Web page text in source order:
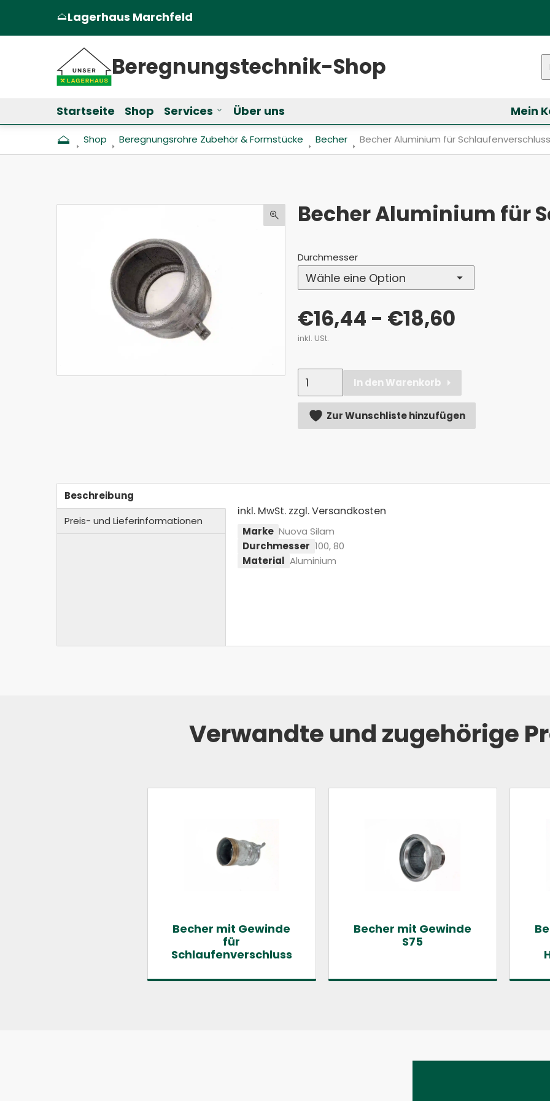
Lagerhaus Marchfeld
(Öffnet in einem neuen Tab oder Fenster)
Beregnungs­technik-Shop
Startseite Shop Services Untermenü für &bdquo;Services&ldquo; anzeigen
Über uns Mein
Shop Beregnungs­rohre Zubehör & Form­stücke Becher Aktuell: Becher Aluminium für
Becher Aluminium für Schlaufenverschluss
Becher Aluminium für
Durchmesser
€16,44 - €18,60
inkl. USt.
Anzahl
In den Warenkorb
Alternative:
Zur Wunschliste hinzufügen
Beschreibung
Preis- und Lieferinformationen
inkl. MwSt. zzgl. Versandkosten
Nuova Silam
Marke
100, 80
Durchmesser
Aluminium
Material
Verwandte und zugehörige
Becher mit Gewinde
für
Schlaufenverschluss
Becher mit Gewinde
S75